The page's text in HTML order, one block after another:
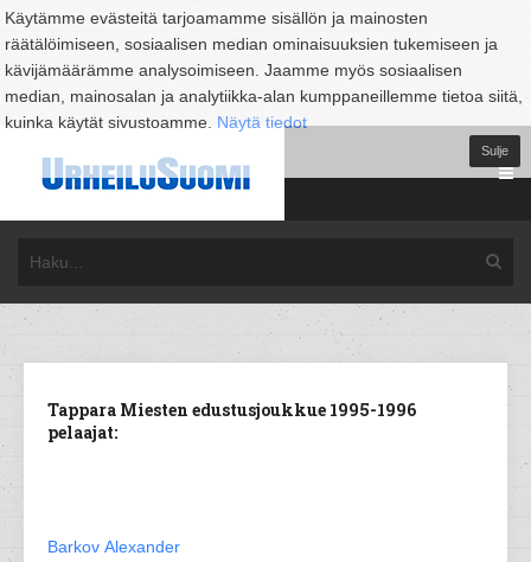
Käytämme evästeitä tarjoamamme sisällön ja mainosten
räätälöimiseen, sosiaalisen median ominaisuuksien tukemiseen ja
kävijämäärämme analysoimiseen. Jaamme myös sosiaalisen
median, mainosalan ja analytiikka-alan kumppaneillemme tietoa siitä,
kuinka käytät sivustoamme. Näytä tiedot
Sulje
Tappara Miesten edustusjoukkue 1995-1996
pelaajat:
Barkov Alexander